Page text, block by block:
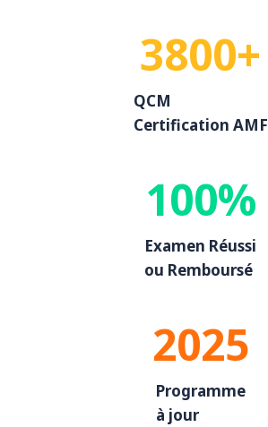
3800+
QCM
Certification AMF
100%
Examen Réussi
ou Remboursé
2025
Programme
à jour